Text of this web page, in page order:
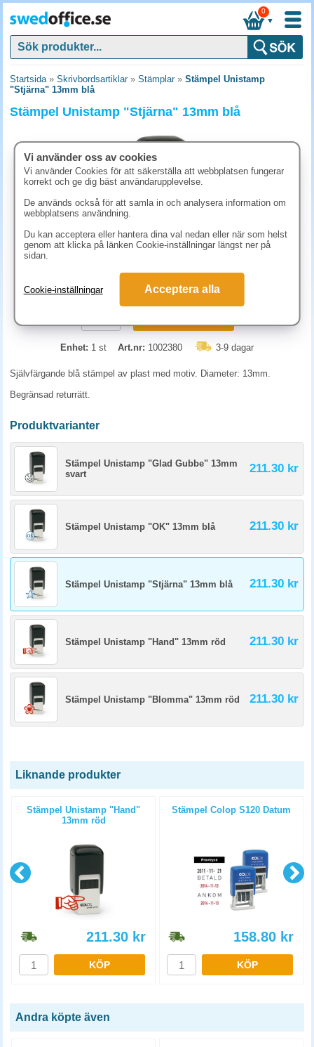
▼
0
Startsida» Skrivbordsartiklar» Stämplar» Stämpel Unistamp
"Stjärna" 13mm blå
Stämpel Unistamp "Stjärna" 13mm blå
211.30 kr (inkl. moms)
Enhet: 1 st Art.nr: 1002380 3-9 dagar
Självfärgande blå stämpel av plast med motiv. Diameter: 13mm.
Begränsad returrätt.
Produktvarianter
Stämpel Unistamp "Glad Gubbe" 13mm
svart
211.30 kr
Stämpel Unistamp "OK" 13mm blå 211.30 kr
Stämpel Unistamp "Stjärna" 13mm blå 211.30 kr
Stämpel Unistamp "Hand" 13mm röd 211.30 kr
Stämpel Unistamp "Blomma" 13mm röd 211.30 kr
Liknande produkter
Stämpel Unistamp "Hand"
13mm röd
211.30 kr
KÖP
Stämpel Colop S120 Datum
158.80 kr
KÖP
Andra köpte även
Vi använder oss av cookies
Vi använder Cookies för att säkerställa att webbplatsen fungerar
korrekt och ge dig bäst användarupplevelse.
De används också för att samla in och analysera information om
webbplatsens användning.
Du kan acceptera eller hantera dina val nedan eller när som helst
genom att klicka på länken Cookie-inställningar längst ner på
sidan.
Cookie-inställningar Acceptera alla